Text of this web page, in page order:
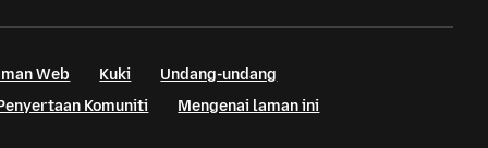
Web Kuki
Undang-undang
Komuniti
Mengenai laman ini